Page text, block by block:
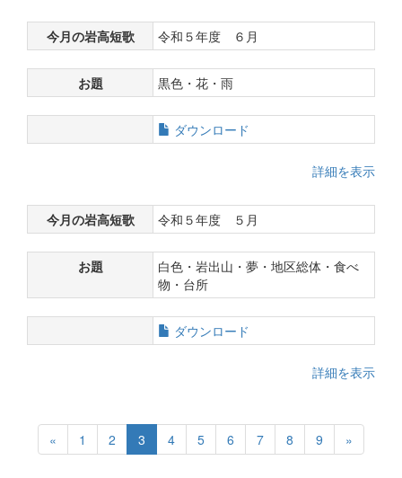
今月の岩高短歌 令和５年度 ６月
お題 黒色・花・雨
ダウンロード
詳細を表示
今月の岩高短歌 令和５年度 ５月
お題
白色・岩出山・夢・地区総体・食べ
物・台所
ダウンロード
詳細を表示
« 1 2 3 4 5 6 7 8 9 »